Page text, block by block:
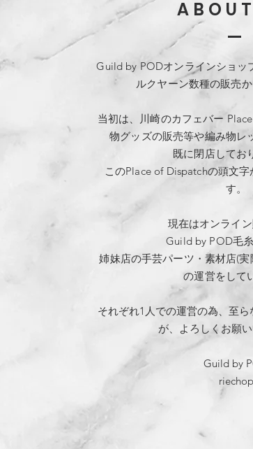
Guild by PODオンラインショッ
ルクヤーン数種の販売か
当初は、川崎のカフェバー
物グッズの販売等や編み物レ
既に閉店してお
このPlace of Dispatchの頭文
す。
現在はオンライ
Guild by POD毛
姉妹店の手芸パーツ・素材店(
の運営をして
それぞれ1人での運営の為、至
が、
よろしくお願い
​Guild by
riechop​